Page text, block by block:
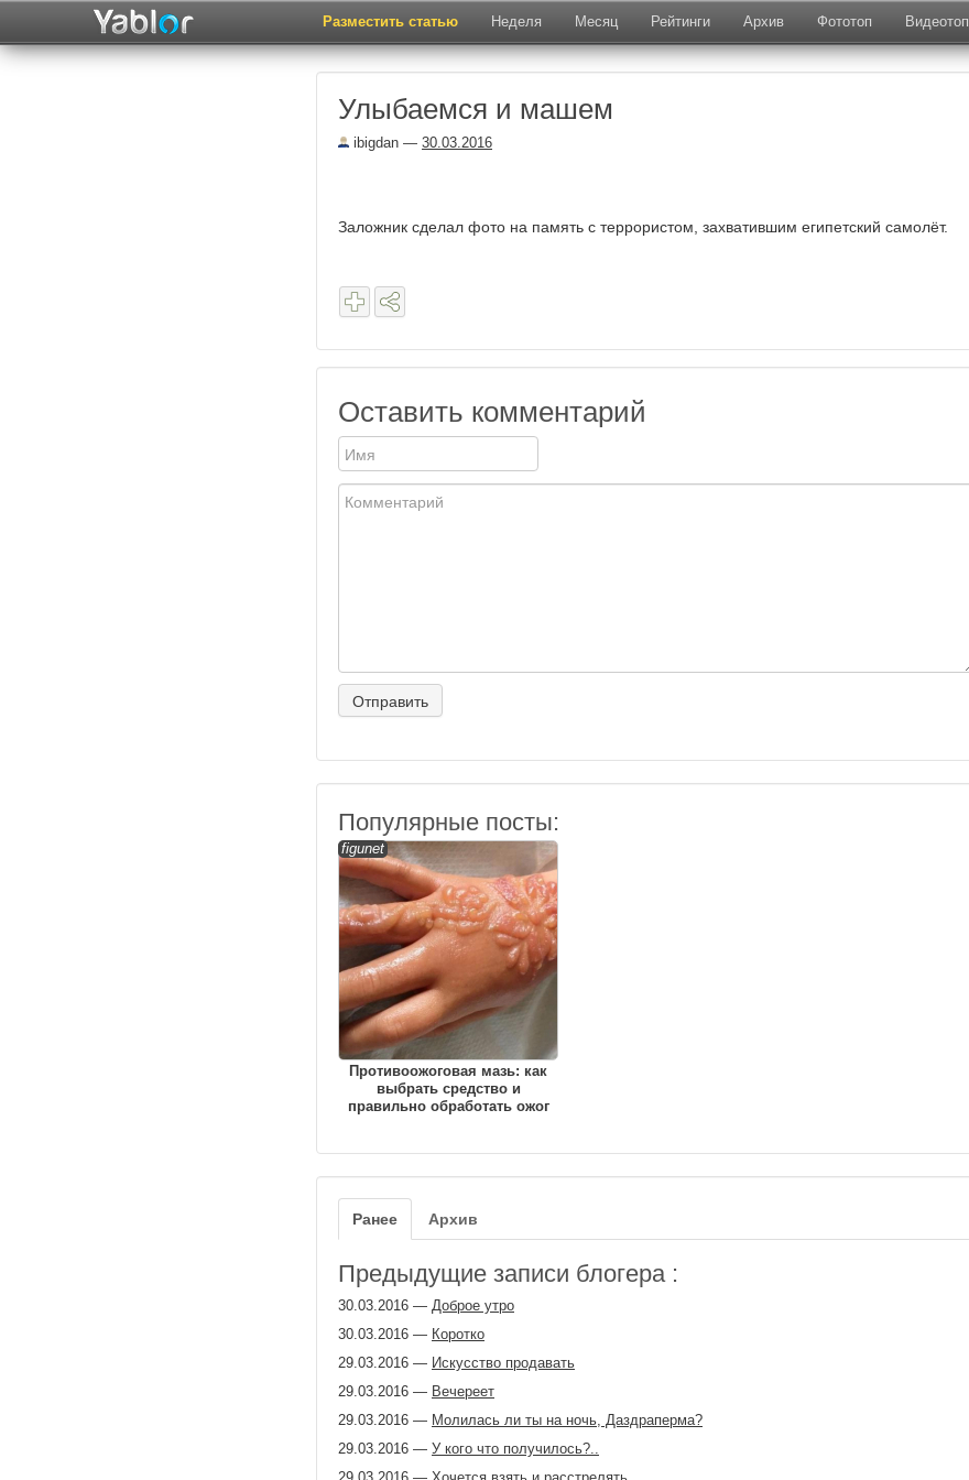
Разместить статью Неделя Месяц Рейтинги Архив Фототоп Видеотоп
Улыбаемся и машем
ibigdan — 30.03.2016
Заложник сделал фото на память с террористом, захватившим египетский самолёт.
Оставить комментарий
Популярные посты:
figunet
Противоожоговая мазь: как
выбрать средство и
правильно обработать ожог
Ранее Архив
Предыдущие записи блогера :
30.03.2016 — Доброе утро
30.03.2016 — Коротко
29.03.2016 — Искусство продавать
29.03.2016 — Вечереет
29.03.2016 — Молилась ли ты на ночь, Даздраперма?
29.03.2016 — У кого что получилось?..